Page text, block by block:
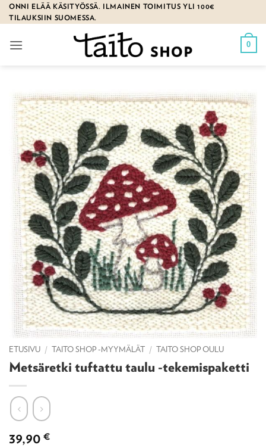
Skip
to
ONNI ELÄÄ KÄSITYÖSSÄ. ILMAINEN TOIMITUS YLI 100€
TILAUKSIIN SUOMESSA.
0
ETUSIVU / TAITO SHOP -MYYMÄLÄT / TAITO SHOP OULU
Metsäretki tuftattu taulu -tekemispaketti
39,90 €